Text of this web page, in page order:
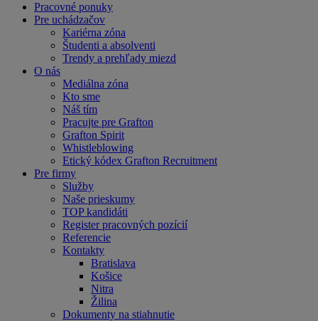
Pracovné ponuky
Pre uchádzačov
Kariérna zóna
Študenti a absolventi
Trendy a prehľady miezd
O nás
Mediálna zóna
Kto sme
Náš tím
Pracujte pre Grafton
Grafton Spirit
Whistleblowing
Etický kódex Grafton Recruitment
Pre firmy
Služby
Naše prieskumy
TOP kandidáti
Register pracovných pozícií
Referencie
Kontakty
Bratislava
Košice
Nitra
Žilina
Dokumenty na stiahnutie